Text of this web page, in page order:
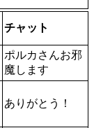
チャット
ポルカさんお邪
魔します
ありがとう！